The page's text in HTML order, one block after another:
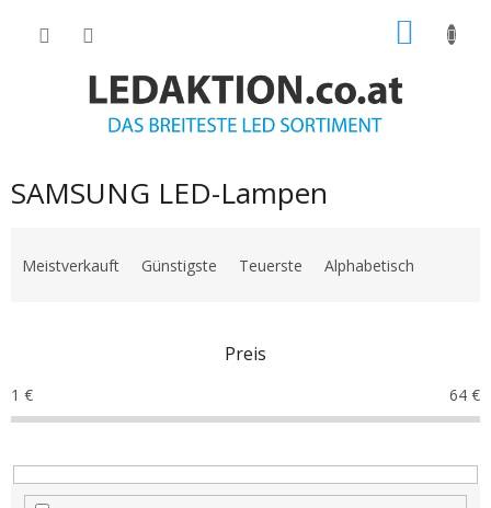
SAMSUNG LED-Lampen
t
s
o
t
Meistverkauft Günstigste Teuerste Alphabetisch
Preis
1 € 64 €